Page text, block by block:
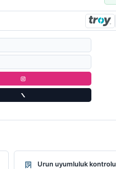
Urun uyumluluk kontrolu